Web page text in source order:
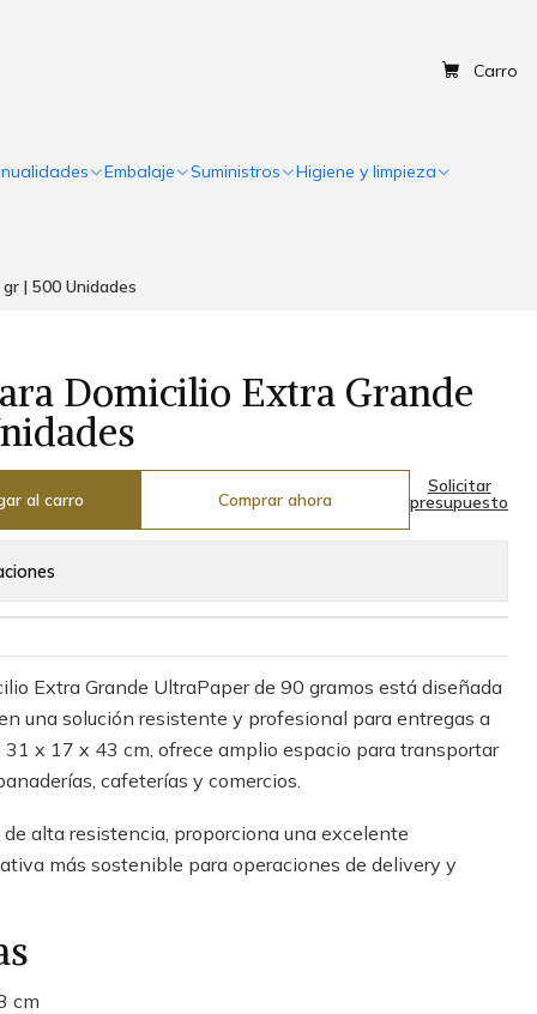
Carro
Embalaje Suministros Higiene y limpieza
| 500 Unidades
Domicilio Extra Grande
al carro Comprar ahora
Solicitar
presupuesto
Extra Grande UltraPaper de 90 gramos está diseñada
una solución resistente y profesional para entregas a
31 x 17 x 43 cm, ofrece amplio espacio para transportar
cafeterías y comercios.
alta resistencia, proporciona una excelente
más sostenible para operaciones de delivery y
cm